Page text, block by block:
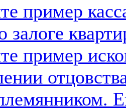
пример
залоге
пример